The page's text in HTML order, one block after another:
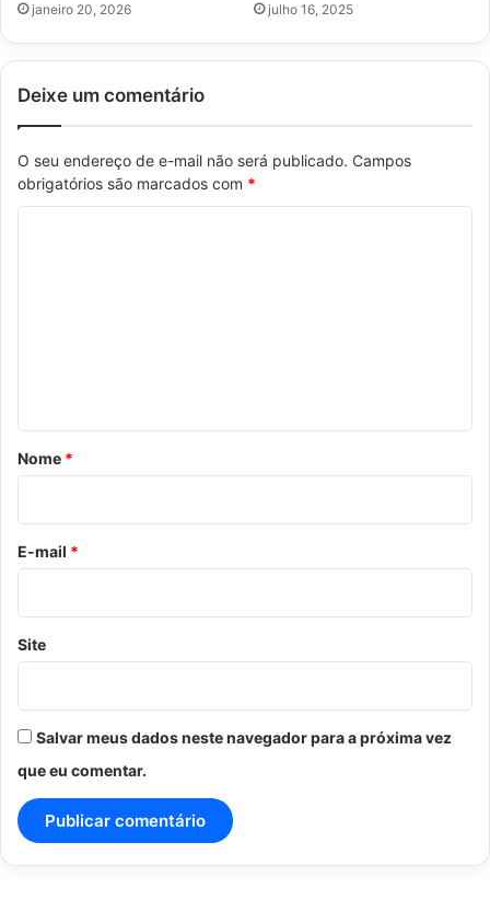
janeiro 20, 2026 julho 16, 2025
Deixe um comentário
O seu endereço de e-mail não será publicado. Campos
obrigatórios são marcados com *
r
i
o
*
Nome *
E-mail *
Site
Salvar meus dados neste navegador para a próxima vez
que eu comentar.